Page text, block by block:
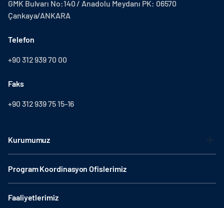
GMK Bulvarı No:140 / Anadolu Meydanı PK: 06570
Çankaya/ANKARA
Telefon
+90 312 939 70 00
Faks
+90 312 939 75 15-16
Kurumumuz
Program Koordinasyon Ofislerimiz
Faaliyetlerimiz